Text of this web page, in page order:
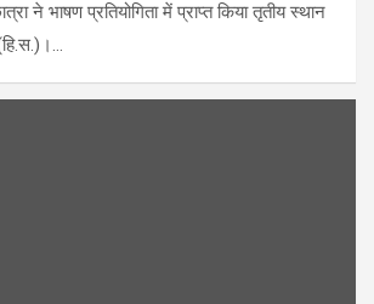
ने भाषण प्रतियोगिता में प्राप्त किया तृतीय स्थान